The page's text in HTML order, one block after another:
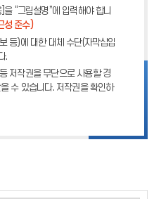
“그림설명”에 입력해야 합니
성 준수)
등)에 대한 대체 수단(자막삽입
.
저작권을 무단으로 사용할 경
수 있습니다. 저작권을 확인하